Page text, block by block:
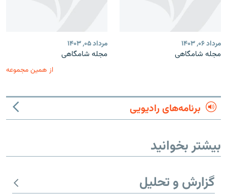
مرداد ۰۶, ۱۴۰۳
مجله شامگاهی
مرداد ۰۵, ۱۴۰۳
مجله شامگاهی
از همین مجموعه
برنامه‌های رادیویی
بیشتر بخوانید
گزارش و تحلیل